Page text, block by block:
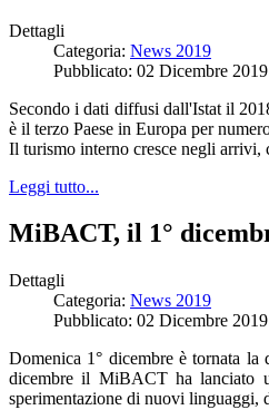
Dettagli
Categoria: News 2019
Pubblicato: 02 Dicembre 2019
Secondo i dati diffusi dall'Istat il
è il terzo Paese in Europa per
Il turismo interno cresce negli arrivi,
Leggi tutto...
MiBACT, il 1°
Dettagli
Categoria: News 2019
Pubblicato: 02 Dicembre 2019
Domenica 1° dicembre è tornata la
dicembre il MiBACT ha lanciato
sperimentazione di nuovi